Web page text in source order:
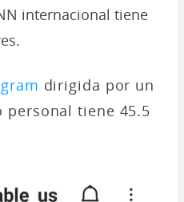
internacional tiene
dirigida por un
tiene 45.5